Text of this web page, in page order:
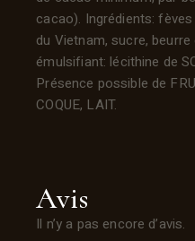
cacao). Ingrédients:
du Vietnam, sucre, beurre
émulsifiant: lécithine de
Présence possible de
COQUE, LAIT.
Avis
Il n’y a pas encore d’avis.